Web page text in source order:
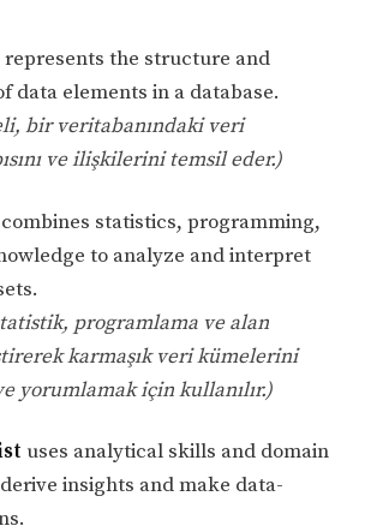
represents the structure and
data elements in a database.
bir veritabanındaki veri
ve ilişkilerini temsil eder.)
combines statistics, programming,
to analyze and interpret
programlama ve alan
karmaşık veri kümelerini
yorumlamak için kullanılır.)
uses analytical skills and domain
insights and make data-